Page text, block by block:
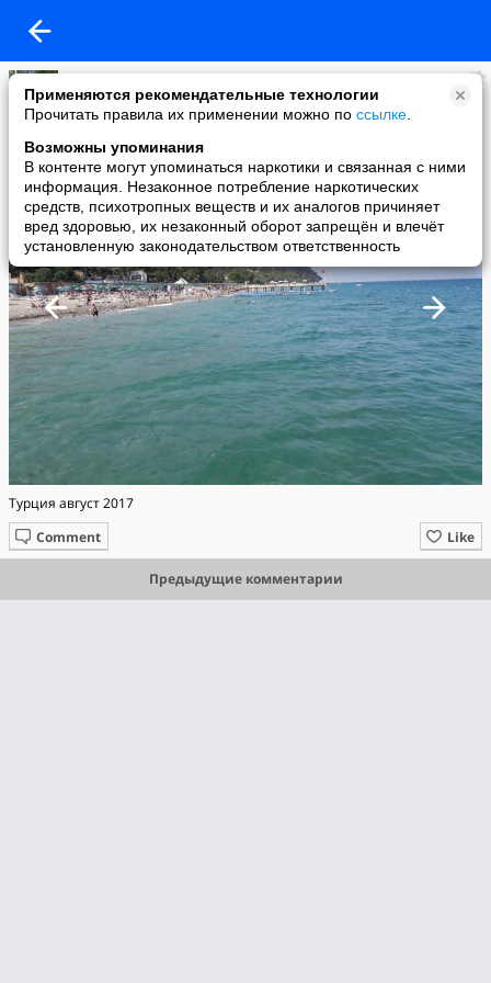
Применяются рекомендательные технологии
Прочитать правила их применении можно по ссылке
Возможны упоминания
В контенте могут упоминаться наркотики и связанная с ними
информация. Незаконное потребление наркотических
средств, психотропных веществ и их аналогов причиняет
вред здоровью, их незаконный оборот запрещён и влечёт
установленную законодательством ответственность
L
added a photo
27 Aug в 05:03
Турция август 2017
Like
Comment
Предыдущие комментарии